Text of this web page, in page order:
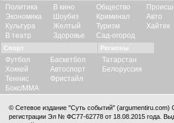
Политика
Экономика
Культура
В театр
В кино
Шоубиз
Желтый
Здоровье
Общество
Криминал
Туризм
Сад-огород
Авто
Хайтек
Спорт
Футбол
Хоккей
Теннис
Бокс/ММА
Баскетбол
Автоспорт
Фристайл
Регионы
Татарстан
Белоруссия
© Сетевое издание "Суть событий" (argumentiru.com)
регистрации Эл № ФС77-62778 от 18.08.2015 года.